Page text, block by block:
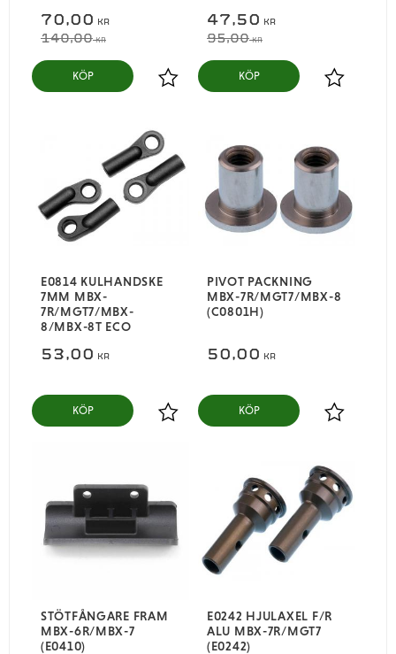
70,00 KR
140,00KR
Lägg till i favoriter
KÖP
47,50 KR
95,00KR
Lägg till i
KÖP
E0814 KULHANDSKE
7MM MBX-
7R/MGT7/MBX-
8/MBX-8T ECO
53,00 KR
Lägg till i favoriter
KÖP
PIVOT PACKNING
MBX-7R/MGT7/MBX-8
(C0801H)
50,00 KR
Lägg till i
KÖP
STÖTFÅNGARE FRAM
MBX-6R/MBX-7
(E0410)
E0242 HJULAXEL F/R
ALU MBX-7R/MGT7
(E0242)